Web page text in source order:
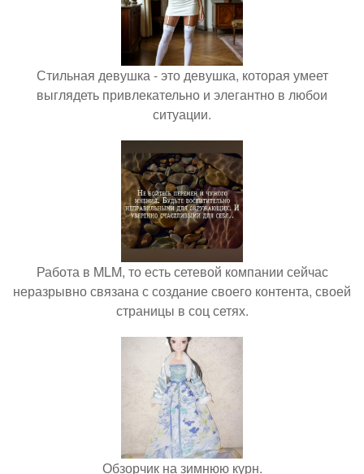
Стильная девушка - это девушка, которая умеет
выглядеть привлекательно и элегантно в любои
ситуации.
Работа в MLM, то есть сетевой компании сейчас
неразрывно связана с создание своего контента, своей
страницы в соц сетях.
Обзорчик на зимнюю курн.